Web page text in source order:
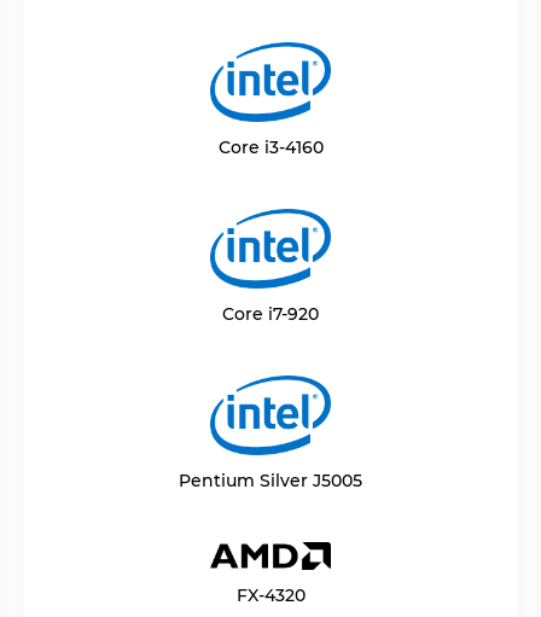
Core i3-4160
Core i7-920
Pentium Silver J5005
FX-4320